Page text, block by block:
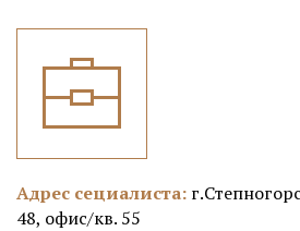
Адрес сециалиста:
48, офис/кв. 55